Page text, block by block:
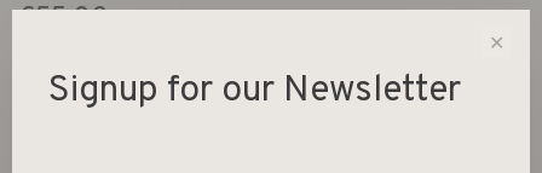
€55,00
✕
Signup for our Newsletter